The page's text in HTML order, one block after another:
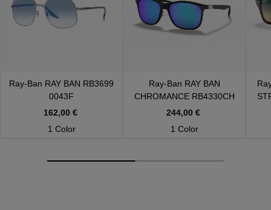
VER TODOS
Ray-Ban RAY BAN RB3699
0043F
162,00 €
1 Color
Ray-Ban RAY BAN
CHROMANCE RB4330CH
601SA1
244,00 €
1 Color